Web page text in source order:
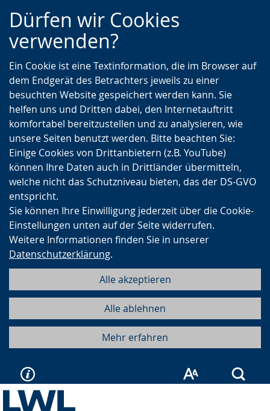
Zur
Hauptnavigation
Zur
Seitennavigation
Zum
Inhalt
Dürfen wir Cookies
verwenden?
Ein Cookie ist eine Textinformation, die im Browser auf
dem Endgerät des Betrachters jeweils zu einer
besuchten Website gespeichert werden kann. Sie
helfen uns und Dritten dabei, den Internetauftritt
komfortabel bereitzustellen und zu analysieren, wie
unsere Seiten benutzt werden. Bitte beachten Sie:
Einige Cookies von Drittanbietern (z.B. YouTube)
können Ihre Daten auch in Drittländer übermitteln,
welche nicht das Schutzniveau bieten, das der DS-GVO
entspricht.
Sie können Ihre Einwilligung jederzeit über die Cookie-
Einstellungen unten auf der Seite widerrufen.
Weitere Informationen finden Sie in unserer
Datenschutzerklärung.
Alle akzeptieren
Alle ablehnen
Mehr erfahren